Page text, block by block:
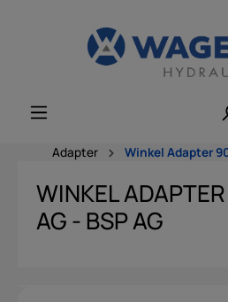
Adapter Winkel Adapter
WINKEL
AG - BSP AG